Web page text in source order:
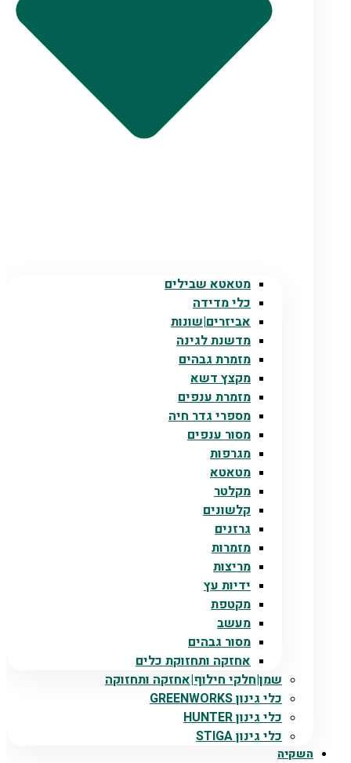
מטאטא שבילים
כלי מדידה
אביזרים|שונות
מדשנת לגינה
מזמרת גבהים
מקצץ דשא
מזמרת ענפים
מספרי גדר חיה
מסור ענפים
מגרפות
מטאטא
מקלטר
קלשונים
גרזנים
מזמרות
מריצות
ידיות עץ
מקטפת
מעשב
מסור גבהים
אחזקה ותחזוקת כלים
שמן|חלקי חילוף|אחזקה ותחזוקה
כלי גינון GREENWORKS
כלי גינון HUNTER
כלי גינון STIGA
השקיה